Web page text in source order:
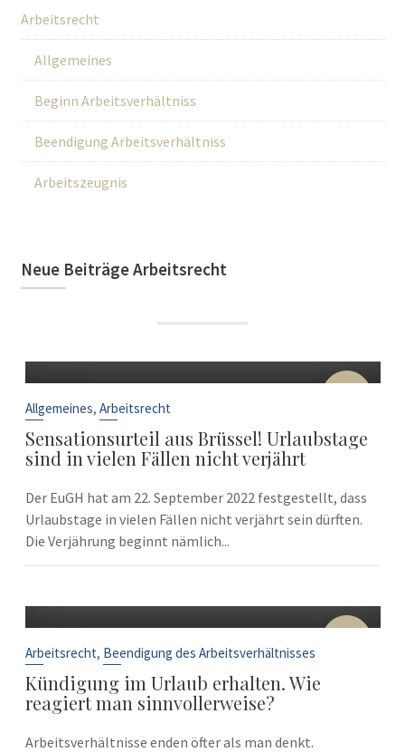
Arbeitsrecht
Allgemeines
Beginn Arbeitsverhältniss
Beendigung Arbeitsverhältniss
Arbeitszeugnis
Neue Beiträge Arbeitsrecht
22
Allgemeines, Arbeitsrecht
Sensationsurteil aus Brüssel! Urlaubstage
sind in vielen Fällen nicht verjährt
Der EuGH hat am 22. September 2022 festgestellt, dass
Urlaubstage in vielen Fällen nicht verjährt sein dürften.
Die Verjährung beginnt nämlich...
10
Arbeitsrecht, Beendigung des Arbeitsverhältnisses
Kündigung im Urlaub erhalten. Wie
reagiert man sinnvollerweise?
Arbeitsverhältnisse enden öfter als man denkt.